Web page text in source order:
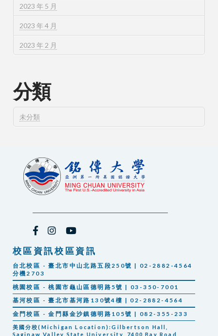
2023 年 5 月
2023 年 4 月
2023 年 2 月
分類
未分類
校區資訊校區資訊
台北校區 - 臺北市中山北路五段250號 | 02-2882-4564
分機2703
桃園校區 - 桃園市龜山區德明路5號 | 03-350-7001
基河校區 - 臺北市基河路130號4樓 | 02-2882-4564
金門校區 - 金門縣金沙鎮德明路105號 | 082-355-233
美國分校(Michigan Location):Gilbertson Hall,
Saginaw Valley State University, 7400 Bay Road,